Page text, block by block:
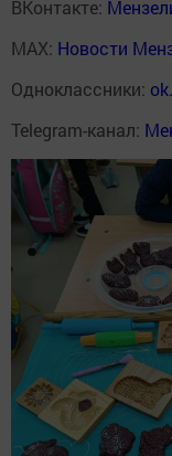
ВКонтакте:
MAX: Новости
Одноклассники:
Telegram-канал: